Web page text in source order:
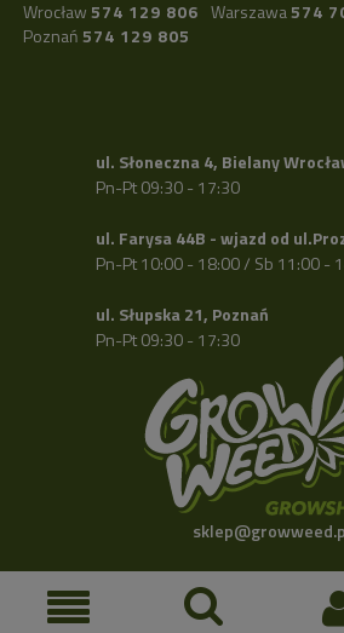
Wrocław 574 129 806 Warszawa574
Poznań 574 129 805
ul. Słoneczna 4, Bielany
Pn-Pt 09:30 - 17:30
ul. Farysa 44B - wjazd od
Pn-Pt 10:00 - 18:00 / Sb 11:00 -
ul. Słupska 21, Poznań
Pn-Pt 09:30 - 17:30